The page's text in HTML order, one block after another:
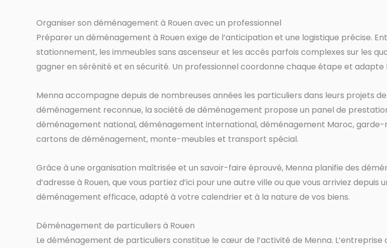
Organiser son déménagement à Rouen avec un professionnel
Préparer un déménagement à Rouen exige de l’anticipation et une logistique précise.
stationnement, les immeubles sans ascenseur et les accès parfois complexes sur les
gagner en sérénité et en sécurité. Un professionnel coordonne chaque étape et
Menna accompagne depuis de nombreuses années les particuliers dans leurs projets
déménagement reconnue, la société de déménagement propose un panel de
déménagement national, déménagement international, déménagement Maroc,
cartons de déménagement, monte-meubles et transport spécial.
Grâce à une organisation maîtrisée et un savoir-faire éprouvé, Menna planifie des
d’adresse à Rouen, que vous partiez d’ici pour une autre ville ou que vous arriviez
déménagement efficace, adapté à votre calendrier et à la nature de vos biens.
Déménagement de particuliers à Rouen
Le déménagement de particuliers constitue le cœur de l’activité de Menna.